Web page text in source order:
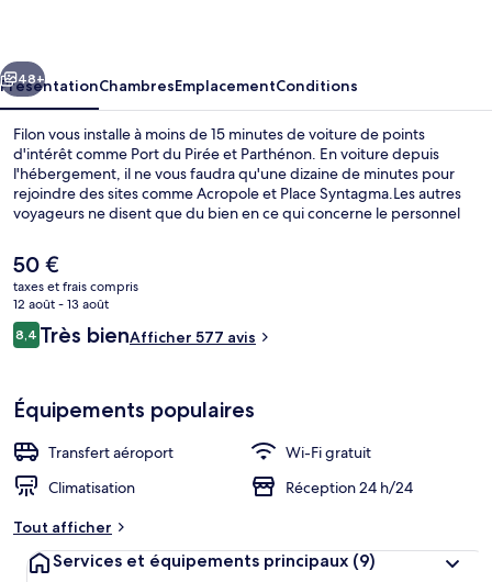
Suivant
48+
PrésentationChambresEmplacementConditions
Filon vous installe à moins de 15 minutes de voiture de points
d'intérêt comme Port du Pirée et Parthénon. En voiture depuis
l'hébergement, il ne vous faudra qu'une dizaine de minutes pour
rejoindre des sites comme Acropole et Place Syntagma.Les autres
voyageurs ne disent que du bien en ce qui concerne le personnel
à pied : Arrêt de tram Dimarcheio est à 9 min et Arrêt de tram Agia
Triada, à 10 min.
Le
prix
actuel
est
de
50 €
taxes et frais compris
12 août - 13 août
Avis
voyageurs
8,48,4 sur 10
Très bienAfficher 577 avis
Équipements populaires
Transfert aéroport
Wi-Fi gratuit
Climatisation
Réception 24 h/24
Tout afficher
Services et équipements principaux (9)